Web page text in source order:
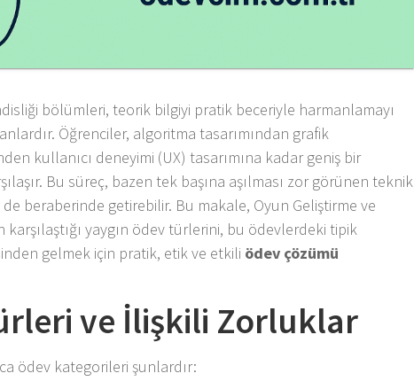
bölümleri, teorik bilgiyi pratik beceriyle harmanlamayı
Öğrenciler, algoritma tasarımından grafik
kullanıcı deneyimi (UX) tasarımına kadar geniş bir
Bu süreç, bazen tek başına aşılması zor görünen teknik
beraberinde getirebilir. Bu makale, Oyun Geliştirme ve
karşılaştığı yaygın ödev türlerini, bu ödevlerdeki tipik
gelmek için pratik, etik ve etkili ödev çözümü
ve İlişkili Zorluklar
ödev kategorileri şunlardır: